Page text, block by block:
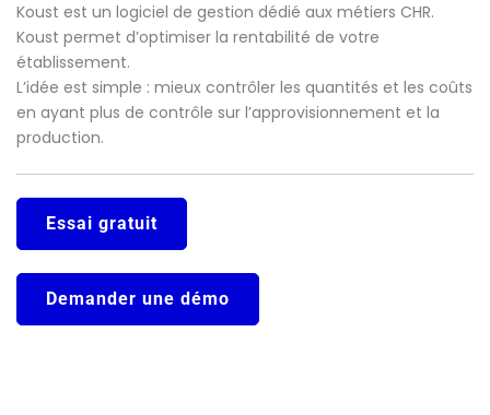
Koust est un logiciel de gestion dédié aux métiers CHR.
Koust permet d’optimiser la rentabilité de votre
établissement.
L’idée est simple : mieux contrôler les quantités et les coûts
en ayant plus de contrôle sur l’approvisionnement et la
production.
Essai gratuit
Demander une démo